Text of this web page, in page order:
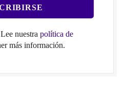
nuestra política de
más información.